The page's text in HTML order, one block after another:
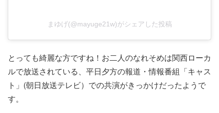
まゆげ(@mayuge21w)がシェアした投稿
とっても綺麗な方ですね！お二人のなれそめは関西ローカ
ルで放送されている、平日夕方の報道・情報番組「キャス
ト」(朝日放送テレビ）での共演がきっかけだったようで
す。